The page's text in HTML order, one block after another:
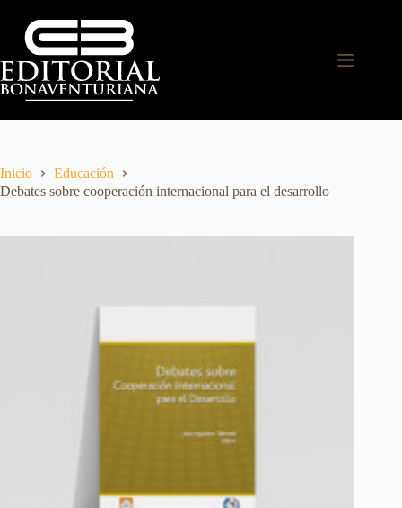
Inicio
Educación
Debates sobre cooperación internacional para el desarrollo